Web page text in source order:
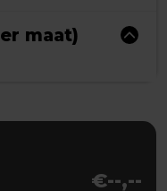
maat)
€--,--